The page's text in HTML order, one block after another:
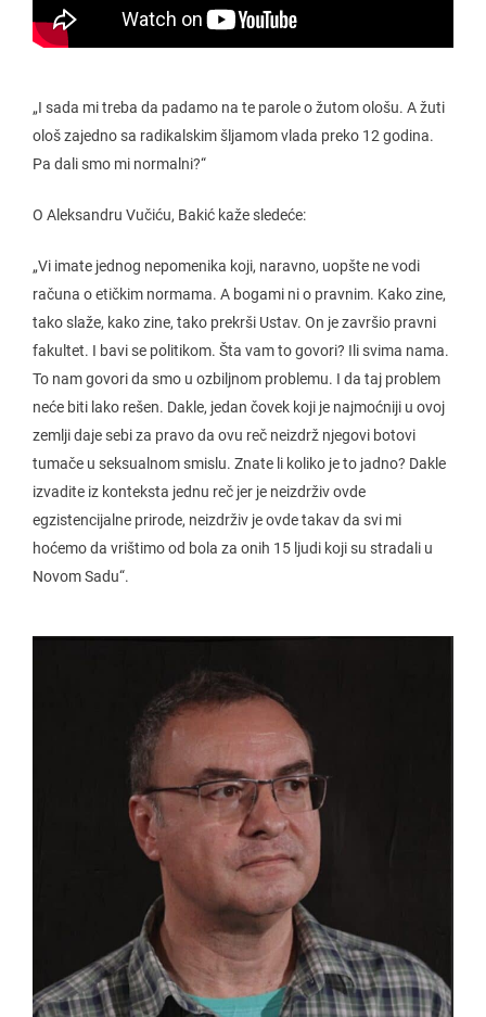
„I sada mi treba da padamo na te parole o žutom ološu. A žuti
ološ zajedno sa radikalskim šljamom vlada preko 12 godina.
Pa dali smo mi normalni?“
O Aleksandru Vučiću, Bakić kaže sledeće:
„Vi imate jednog nepomenika koji, naravno, uopšte ne vodi
računa o etičkim normama. A bogami ni o pravnim. Kako zine,
tako slaže, kako zine, tako prekrši Ustav. On je završio pravni
fakultet. I bavi se politikom. Šta vam to govori? Ili svima nama.
To nam govori da smo u ozbiljnom problemu. I da taj problem
neće biti lako rešen. Dakle, jedan čovek koji je najmoćniji u ovoj
zemlji daje sebi za pravo da ovu reč neizdrž njegovi botovi
tumače u seksualnom smislu. Znate li koliko je to jadno? Dakle
izvadite iz konteksta jednu reč jer je neizdrživ ovde
egzistencijalne prirode, neizdrživ je ovde takav da svi mi
hoćemo da vrištimo od bola za onih 15 ljudi koji su stradali u
Novom Sadu“.